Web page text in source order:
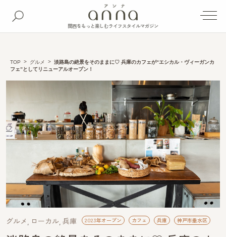
関西をもっと楽しむライフスタイルマガジン
TOP グルメ
淡路島の絶景をそのままに♡ 兵庫のカフェが“エシカル・ヴィーガンカ
フェ”としてリニューアルオープン！
グルメ ローカル 兵庫 2023年オープン カフェ 兵庫 神戸市垂水区